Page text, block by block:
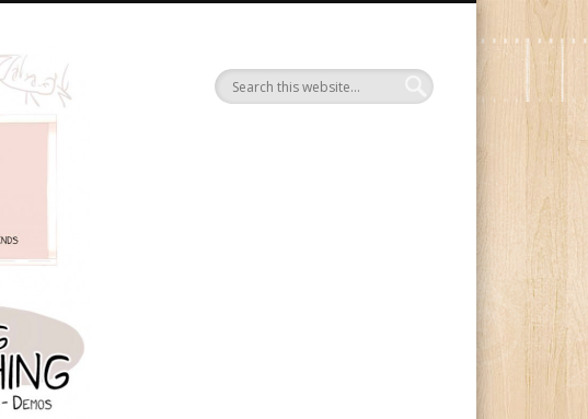
Le Blog Manga Ink